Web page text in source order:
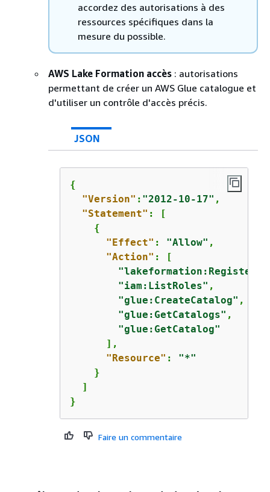
accordez des autorisations à des
ressources spécifiques dans la
mesure du possible.
AWS Lake Formation accès : autorisations
permettant de créer un AWS Glue catalogue et
d'utiliser un contrôle d'accès précis.
JSON
{
"Version" : "2012-10-17" ,
"Statement" : [
{
"Effect" : "Allow" ,
"Action" : [
"iam:ListRoles" ,
"glue:CreateCatalog" ,
"glue:GetCatalogs" ,
"glue:GetCatalog"
      ],
"Resource" : "*"
    }
  ]
}
Faire un commentaire